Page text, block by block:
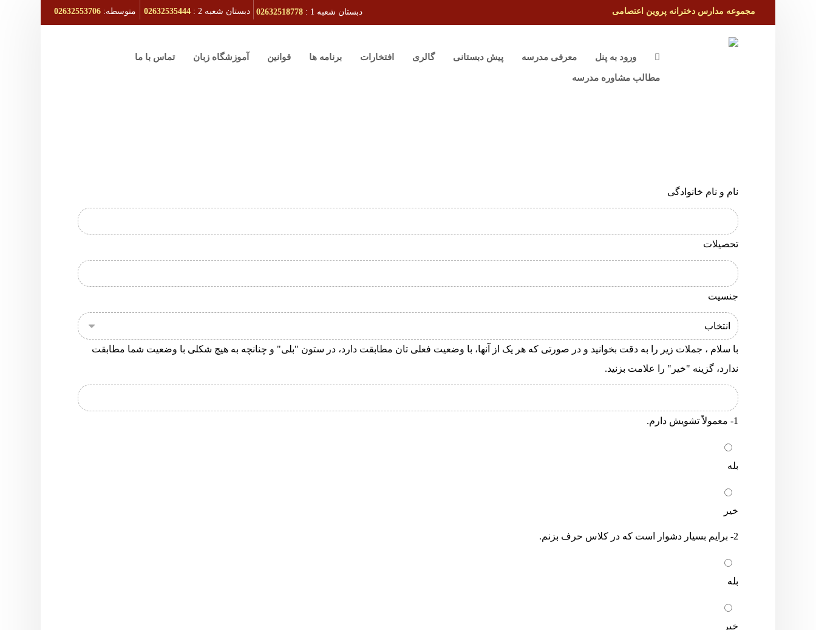
مجموعه مدارس دخترانه پروین اعتصامی متوسطه: 02632553706 دبستان شعبه 2 : 02632535444 دبستان شعبه 1 : 02632518778
ورود به پنل معرفی مدرسه پیش دبستانی گالری افتخارات برنامه ها قوانین آموزشگاه زبان تماس با ما
مطالب مشاوره مدرسه
نام و نام خانوادگی
تحصیلات
جنسیت
با سلام ، جملات زیر را به دقت بخوانید و در صورتی که هر یک از آنها، با وضعیت فعلی تان مطابقت دارد، در ستون "بلی" و چنانچه به هیچ شکلی با وضعیت شما مطابقت
ندارد، گزینه "خیر" را علامت بزنید.
1- معمولاً تشویش دارم.
بله
خیر
2- برایم بسیار دشوار است که در کلاس حرف بزنم.
بله
خیر